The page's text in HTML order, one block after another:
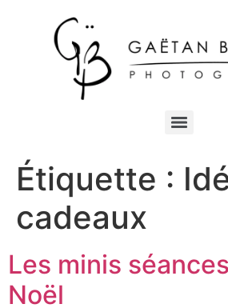
Étiquette :
cadeaux
Les minis
Noël